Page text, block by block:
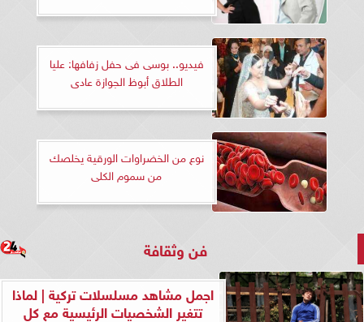
فيديو.. بوسى فى حفل زفافها: عليا
الطلاق أبوظ الجوازة عادى
نوع من الخضراوات الورقية يخلصك
من سموم الكلى
فن وثقافة
اجمل مشاهد مسلسلات تركية | لماذا
تتغير الشخصيات الرئيسية مع كل